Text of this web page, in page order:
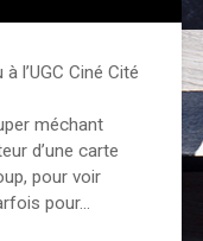
l’UGC Ciné Cité
méchant
d’une carte
pour voir
pour…